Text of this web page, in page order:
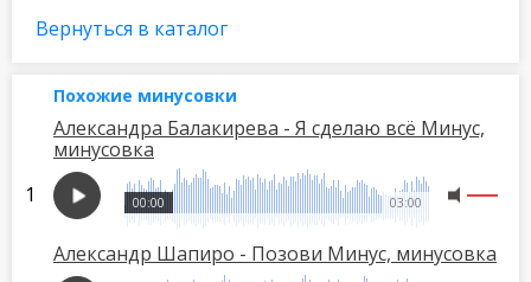
Вернуться в каталог
Похожие минусовки
Александра Балакирева - Я сделаю всё Минус,
минусовка
03:00
00:00
Александр Шапиро - Позови Минус, минусовка